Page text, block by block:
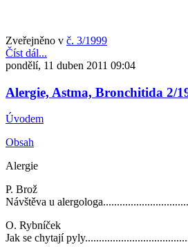
Zveřejněno v č. 3/1999
Číst dál...
pondělí, 11 duben 2011 09:04
Alergie, Astma, Bronchitida 2/
Úvodem
Obsah
Alergie
P. Brož
Návštěva u
O. Rybníček
Jak se chytají